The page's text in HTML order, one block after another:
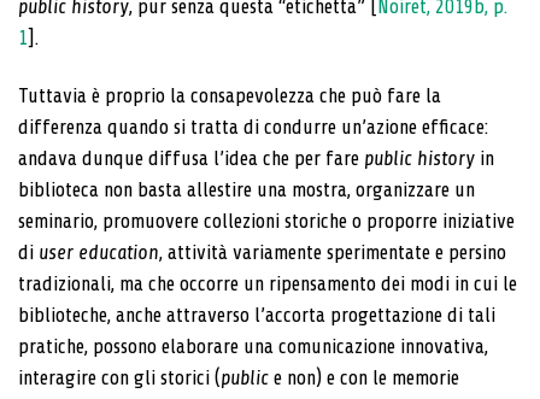
public history, pur senza questa “etichetta” [Noiret, 2019b, p.
1].
Tuttavia è proprio la consapevolezza che può fare la
differenza quando si tratta di condurre un’azione efficace:
andava dunque diffusa l’idea che per fare public history in
biblioteca non basta allestire una mostra, organizzare un
seminario, promuovere collezioni storiche o proporre iniziative
di user education, attività variamente sperimentate e persino
tradizionali, ma che occorre un ripensamento dei modi in cui le
biblioteche, anche attraverso l’accorta progettazione di tali
pratiche, possono elaborare una comunicazione innovativa,
interagire con gli storici (public e non) e con le memorie